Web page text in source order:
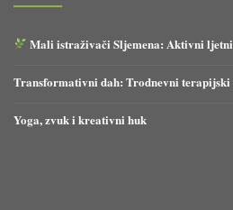
Mali istraživači Sljemena: Aktivni
Transformativni dah: Trodnevni terapijski
Yoga, zvuk i kreativni huk